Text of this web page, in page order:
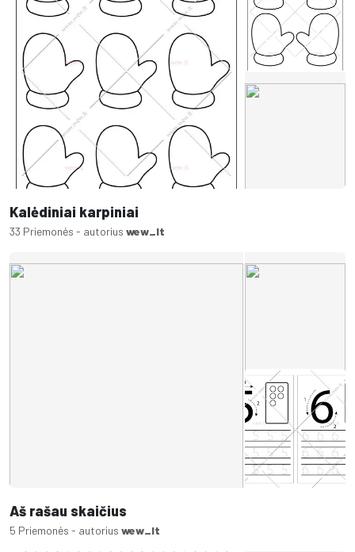
Kalėdiniai karpiniai
33 Priemonės - autorius wew_lt
Aš rašau skaičius
5 Priemonės - autorius wew_lt